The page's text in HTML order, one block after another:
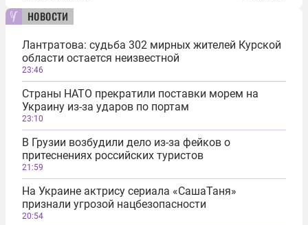
новости
Лантратова: судьба 302 мирных жителей Курской
области остается неизвестной
23:46
Страны НАТО прекратили поставки морем на
Украину из-за ударов по портам
23:10
В Грузии возбудили дело из-за фейков о
притеснениях российских туристов
21:59
На Украине актрису сериала «СашаТаня»
признали угрозой нацбезопасности
20:54